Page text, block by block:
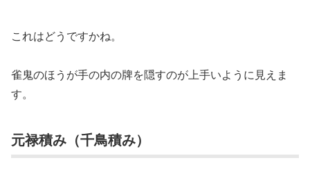
これはどうですかね。
雀鬼のほうが手の内の牌を隠すのが上手いように見えま
す。
元禄積み（千鳥積み）